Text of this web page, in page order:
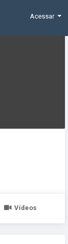
Acessar
Vídeos